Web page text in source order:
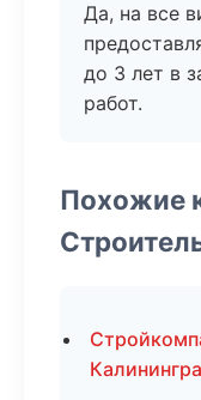
Да, на все
до 3 лет в
работ.
Похожие